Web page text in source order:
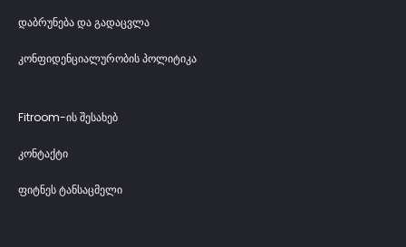
დაბრუნება და გადაცვლა
კონფიდენციალურობის პოლიტიკა
Fitroom-ის შესახებ
კონტაქტი
ფიტნეს ტანსაცმელი